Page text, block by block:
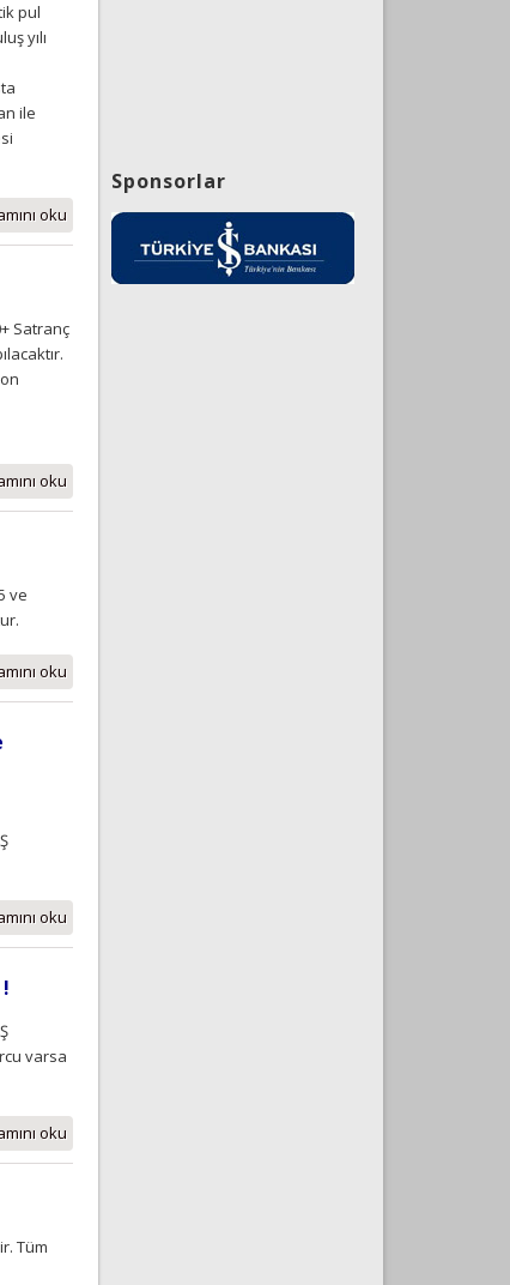
pul
yılı
ile
oku
Satranç
oku
ve
oku
oku
varsa
oku
Tüm
Sponsorlar